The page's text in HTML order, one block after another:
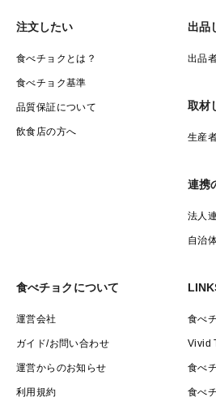
注文したい
食べチョクとは？
食べチョク基準
品質保証について
飲食店の方へ
出品
出品
取材
生産
連携
法人
自治
食べチョクについて
運営会社
ガイド/お問い合わせ
運営からのお知らせ
利用規約
食べ
Vivid
食べ
食べ